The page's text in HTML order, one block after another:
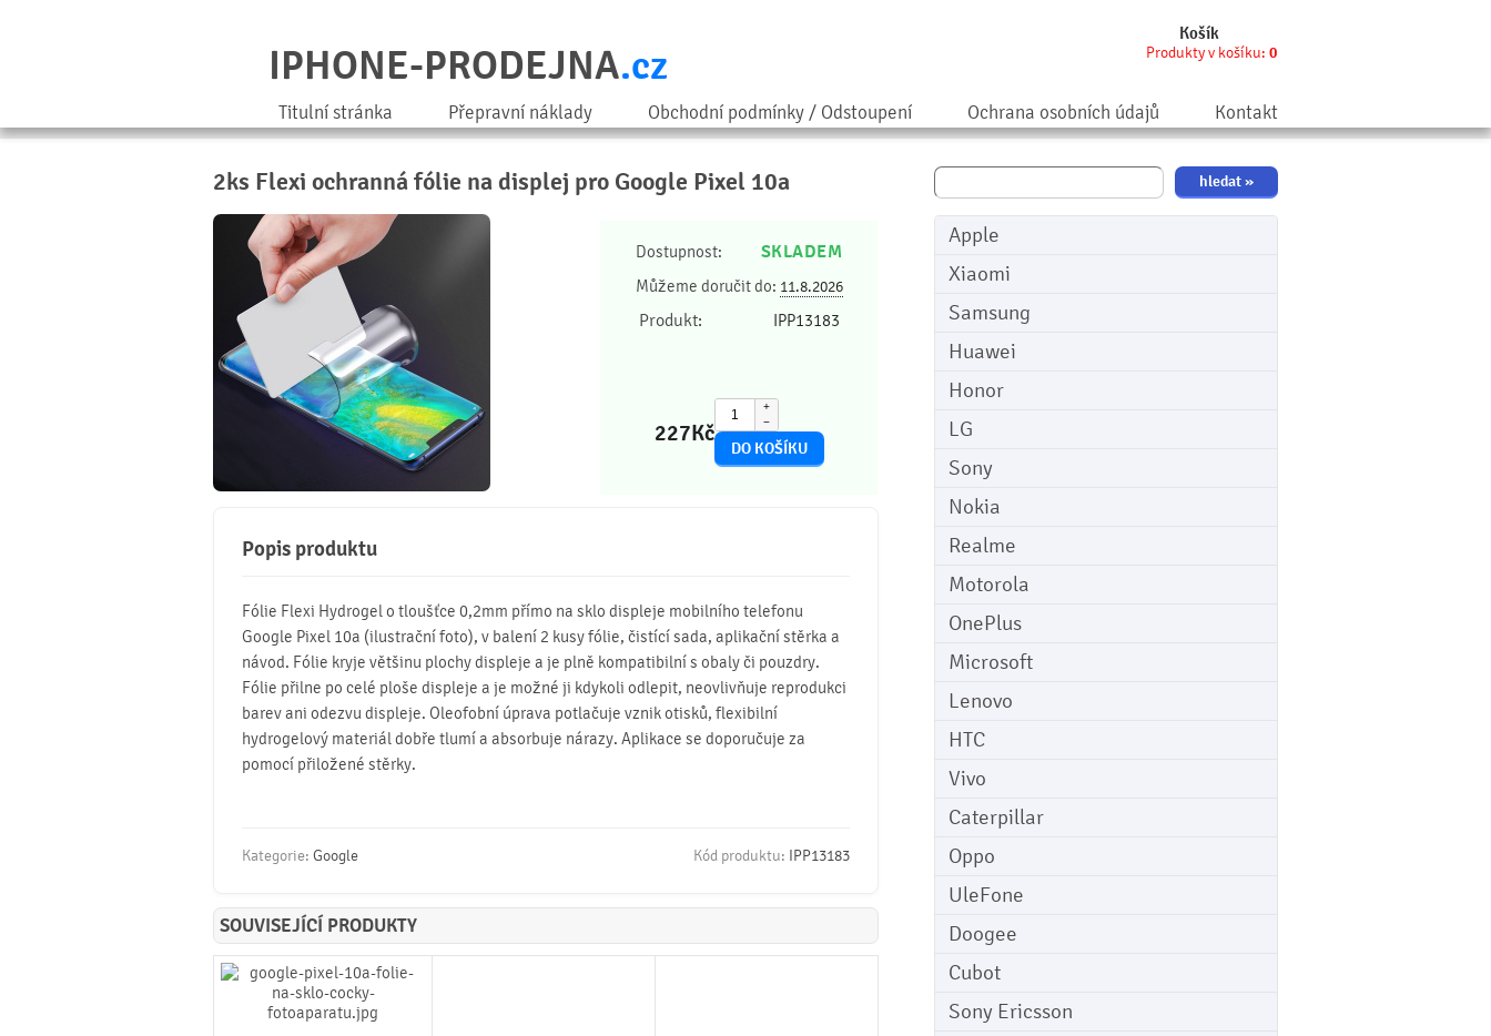
Košík
Produkty v košíku: 0
IPHONE-PRODEJNA.cz
Titulní stránka Přepravní náklady Obchodní podmínky / Odstoupení Ochrana osobních údajů Kontakt
Apple
Xiaomi
Samsung
Huawei
Honor
LG
Sony
Nokia
Realme
Motorola
OnePlus
Microsoft
Lenovo
HTC
Vivo
Caterpillar
Oppo
UleFone
Doogee
Cubot
Sony Ericsson
2ks Flexi ochranná fólie na displej pro Google Pixel 10a
Dostupnost: SKLADEM
Můžeme doručit do: 11.8.2026
Produkt: IPP13183
227Kč
+
−
Popis produktu
Fólie Flexi Hydrogel o tloušťce 0,2mm přímo na sklo displeje mobilního telefonu
Google Pixel 10a (ilustrační foto), v balení 2 kusy fólie, čistící sada, aplikační stěrka a
návod. Fólie kryje většinu plochy displeje a je plně kompatibilní s obaly či pouzdry.
Fólie přilne po celé ploše displeje a je možné ji kdykoli odlepit, neovlivňuje reprodukci
barev ani odezvu displeje. Oleofobní úprava potlačuje vznik otisků, flexibilní
hydrogelový materiál dobře tlumí a absorbuje nárazy. Aplikace se doporučuje za
pomocí přiložené stěrky.
Kategorie: Google Kód produktu: IPP13183
SOUVISEJÍCÍ PRODUKTY